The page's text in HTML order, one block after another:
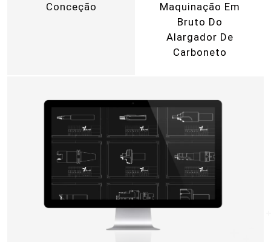
Conceção
Maquinação Em
Bruto Do
Alargador De
Carboneto